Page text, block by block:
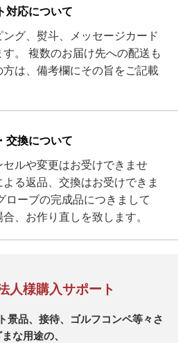
対応について
グ、熨斗、メッセージカード
。 複数のお届け先への配送も
は、備考欄にその旨をご記載
交換について
ルや変更はお受けできませ
る返品、交換はお受けできま
ローブの完成品につきまして
、お作り直しを致します。
人様購入サポート
景品、接待、ゴルフコンペ等々さ
な用途の、